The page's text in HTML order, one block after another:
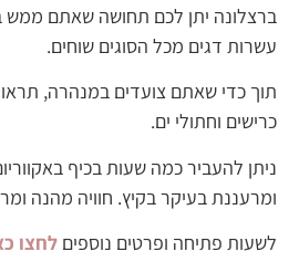
ברצלונה יתן לכם תחושה שאתם ממש
עשרות דגים מכל הסוגים שוחים.
תוך כדי שאתם צועדים במנהרה, תראו
כרישים וחתולי ים.
ניתן להעביר כמה שעות בכיף
ומרעננת בעיקר בקיץ. חוויה מהנה
לשעות פתיחה ופרטים נוספים לחצו